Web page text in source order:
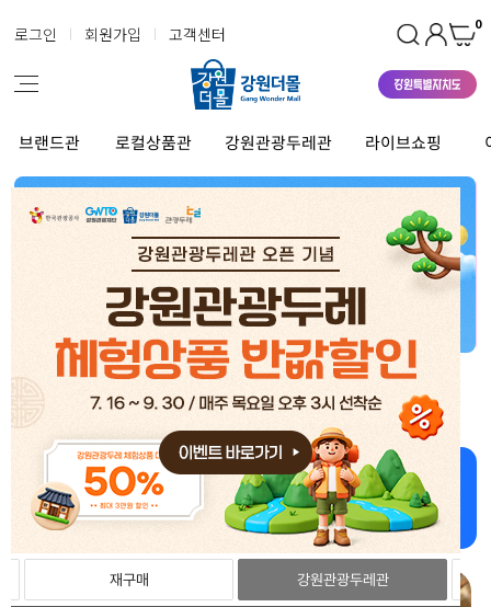
로그인 회원가입 고객센터 0
브랜드관 로컬상품관 강원관광두레관 라이브쇼핑
재구매 강원관광두레관
강원더몰 상품 좋아~ 너무 좋아~
강원더몰 추천상품 추천드립니다!